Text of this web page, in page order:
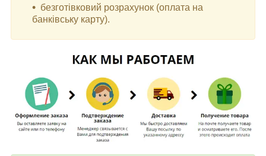
безготівковий розрахунок (оплата на
банківську карту).